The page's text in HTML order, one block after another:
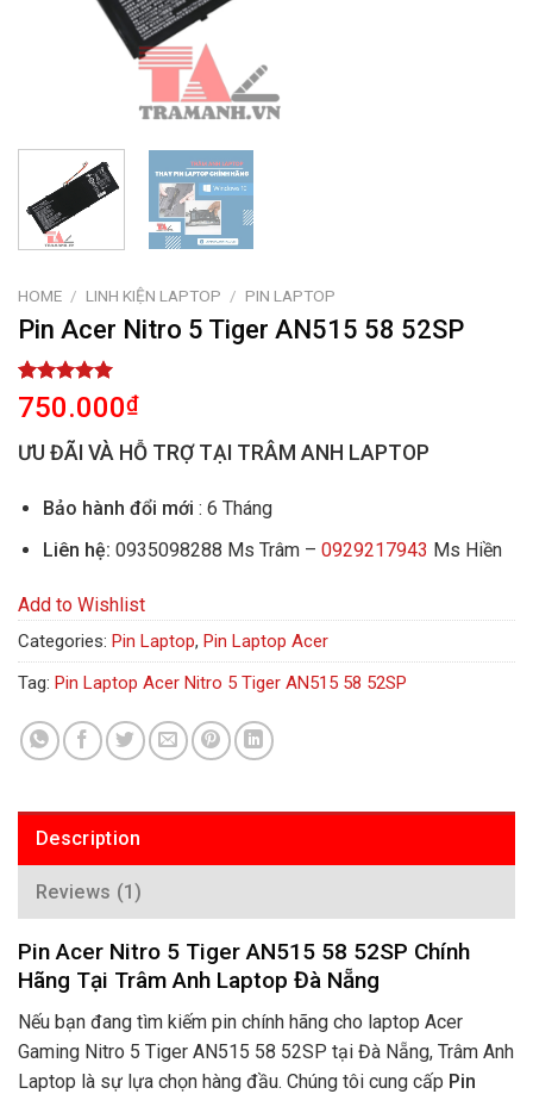
HOME / LINH KIỆN LAPTOP / PIN LAPTOP
Pin Acer Nitro 5 Tiger AN515 58 52SP
Rated
5.00
out of 5
based on
1
customer
750.000₫
ƯU ĐÃI VÀ HỖ TRỢ TẠI TRÂM ANH LAPTOP
Bảo hành đổi mới : 6 Tháng
Liên hệ: 0935098288 Ms Trâm – 0929217943 Ms Hiền
Add to Wishlist
Categories: Pin Laptop, Pin Laptop Acer
Tag: Pin Laptop Acer Nitro 5 Tiger AN515 58 52SP
Description
Reviews (1)
Pin Acer Nitro 5 Tiger AN515 58 52SP Chính
Hãng Tại Trâm Anh Laptop Đà Nẵng
Nếu bạn đang tìm kiếm pin chính hãng cho laptop Acer
Gaming Nitro 5 Tiger AN515 58 52SP tại Đà Nẵng, Trâm Anh
Laptop là sự lựa chọn hàng đầu. Chúng tôi cung cấp Pin